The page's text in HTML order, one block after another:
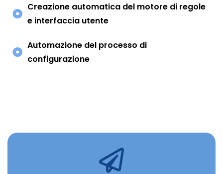
Creazione automatica del motore di regole
e interfaccia utente
Automazione del processo di
configurazione